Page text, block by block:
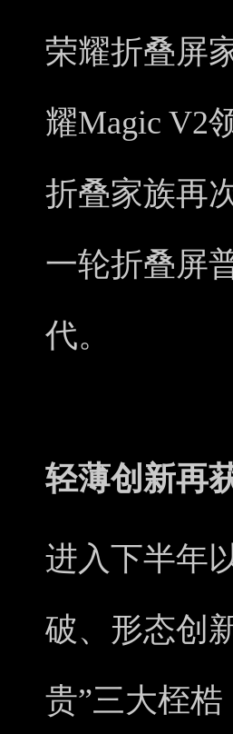
荣耀折叠屏
耀Magic V2
折叠家族再
一轮折叠屏
代。
轻薄创新再
进入下半年
破、形态创
贵”三大桎